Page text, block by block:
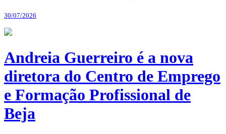
30/07/2026
Andreia Guerreiro é a nova
diretora do Centro de Emprego
e Formação Profissional de
Beja